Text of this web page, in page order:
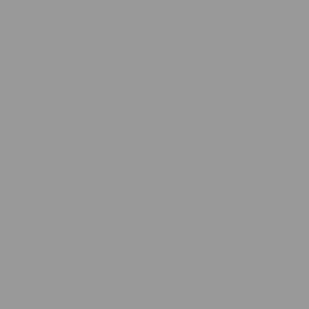
électronique ou téléphonique.
tout sans droit à indemnités. L’utilisateur
pour l’utilisateur ou tout tiers.
afin de les adapter aux évolutions du site
forme que ce soit sur la nature et les